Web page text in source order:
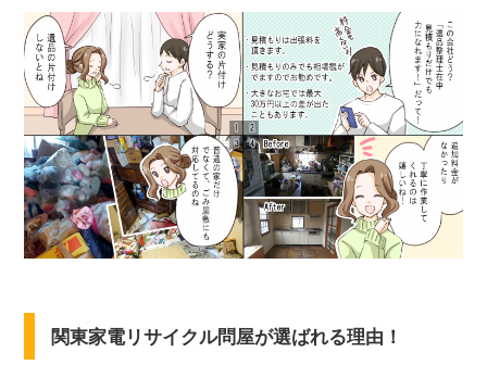
関東家電リサイクル問屋が選ばれる理由！